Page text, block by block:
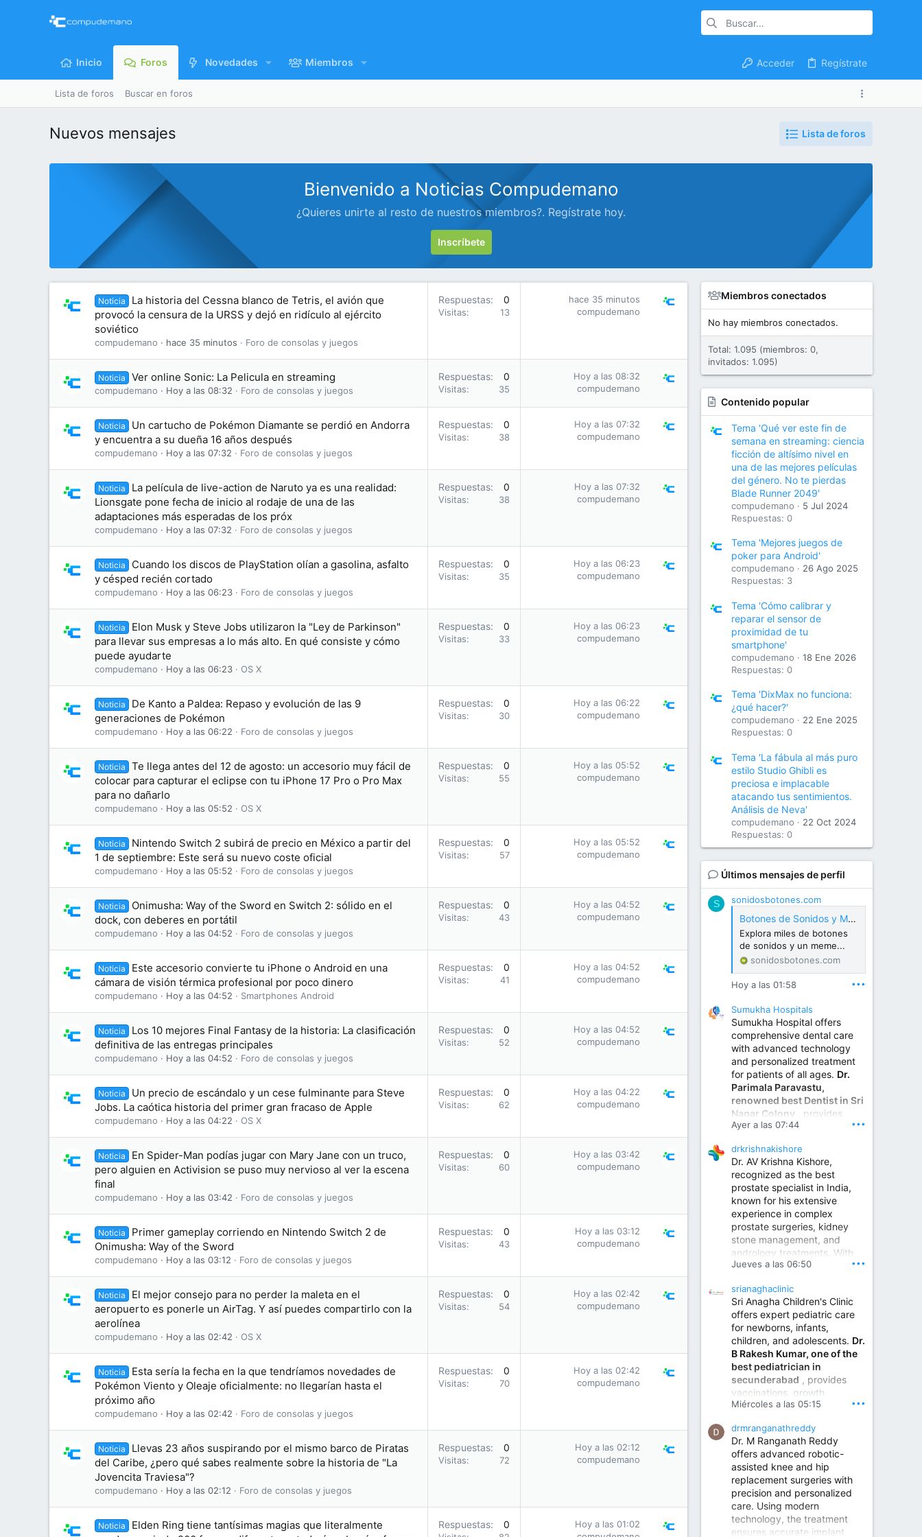
Inicio Foros Novedades Miembros Acceder Regístrate
Lista de foros Buscar en foros
Nuevos mensajes Lista de foros
Bienvenido a Noticias Compudemano
¿Quieres unirte al resto de nuestros miembros?. Regístrate hoy.
Inscríbete
Noticia
La historia del Cessna blanco de Tetris, el avión que
provocó la censura de la URSS y dejó en ridículo al ejército
soviético
compudemano hace 35 minutos Foro de consolas y juegos
Respuestas 0
Visitas 13
hace 35 minutos
compudemano
Noticia Ver online Sonic: La Pelicula en streaming
compudemano Hoy a las 08:32 Foro de consolas y juegos
Respuestas 0
Visitas 35
Hoy a las 08:32
compudemano
Noticia
Un cartucho de Pokémon Diamante se perdió en Andorra
y encuentra a su dueña 16 años después
compudemano Hoy a las 07:32 Foro de consolas y juegos
Respuestas 0
Visitas 38
Hoy a las 07:32
compudemano
Noticia
La película de live-action de Naruto ya es una realidad:
Lionsgate pone fecha de inicio al rodaje de una de las
adaptaciones más esperadas de los próx
compudemano Hoy a las 07:32 Foro de consolas y juegos
Respuestas 0
Visitas 38
Hoy a las 07:32
compudemano
Noticia
Cuando los discos de PlayStation olían a gasolina, asfalto
y césped recién cortado
compudemano Hoy a las 06:23 Foro de consolas y juegos
Respuestas 0
Visitas 35
Hoy a las 06:23
compudemano
Noticia
Elon Musk y Steve Jobs utilizaron la "Ley de Parkinson"
para llevar sus empresas a lo más alto. En qué consiste y cómo
puede ayudarte
compudemano Hoy a las 06:23 OS X
Respuestas 0
Visitas 33
Hoy a las 06:23
compudemano
Noticia
De Kanto a Paldea: Repaso y evolución de las 9
generaciones de Pokémon
compudemano Hoy a las 06:22 Foro de consolas y juegos
Respuestas 0
Visitas 30
Hoy a las 06:22
compudemano
Noticia
Te llega antes del 12 de agosto: un accesorio muy fácil de
colocar para capturar el eclipse con tu iPhone 17 Pro o Pro Max
para no dañarlo
compudemano Hoy a las 05:52 OS X
Respuestas 0
Visitas 55
Hoy a las 05:52
compudemano
Noticia
Nintendo Switch 2 subirá de precio en México a partir del
1 de septiembre: Este será su nuevo coste oficial
compudemano Hoy a las 05:52 Foro de consolas y juegos
Respuestas 0
Visitas 57
Hoy a las 05:52
compudemano
Noticia
Onimusha: Way of the Sword en Switch 2: sólido en el
dock, con deberes en portátil
compudemano Hoy a las 04:52 Foro de consolas y juegos
Respuestas 0
Visitas 43
Hoy a las 04:52
compudemano
Noticia
Este accesorio convierte tu iPhone o Android en una
cámara de visión térmica profesional por poco dinero
compudemano Hoy a las 04:52 Smartphones Android
Respuestas 0
Visitas 41
Hoy a las 04:52
compudemano
Noticia
Los 10 mejores Final Fantasy de la historia: La clasificación
definitiva de las entregas principales
compudemano Hoy a las 04:52 Foro de consolas y juegos
Respuestas 0
Visitas 52
Hoy a las 04:52
compudemano
Noticia
Un precio de escándalo y un cese fulminante para Steve
Jobs. La caótica historia del primer gran fracaso de Apple
compudemano Hoy a las 04:22 OS X
Respuestas 0
Visitas 62
Hoy a las 04:22
compudemano
Noticia
En Spider-Man podías jugar con Mary Jane con un truco,
pero alguien en Activision se puso muy nervioso al ver la escena
final
compudemano Hoy a las 03:42 Foro de consolas y juegos
Respuestas 0
Visitas 60
Hoy a las 03:42
compudemano
Noticia
Primer gameplay corriendo en Nintendo Switch 2 de
Onimusha: Way of the Sword
compudemano Hoy a las 03:12 Foro de consolas y juegos
Respuestas 0
Visitas 43
Hoy a las 03:12
compudemano
Noticia
El mejor consejo para no perder la maleta en el
aeropuerto es ponerle un AirTag. Y así puedes compartirlo con la
aerolínea
compudemano Hoy a las 02:42 OS X
Respuestas 0
Visitas 54
Hoy a las 02:42
compudemano
Noticia
Esta sería la fecha en la que tendríamos novedades de
Pokémon Viento y Oleaje oficialmente: no llegarían hasta el
próximo año
compudemano Hoy a las 02:42 Foro de consolas y juegos
Respuestas 0
Visitas 70
Hoy a las 02:42
compudemano
Noticia
Llevas 23 años suspirando por el mismo barco de Piratas
del Caribe, ¿pero qué sabes realmente sobre la historia de "La
Jovencita Traviesa"?
compudemano Hoy a las 02:12 Foro de consolas y juegos
Respuestas 0
Visitas 72
Hoy a las 02:12
compudemano
Noticia
Elden Ring tiene tantísimas magias que literalmente
Respuestas 0
Hoy a las 01:02
Miembros conectados
No hay miembros conectados.
Total: 1.095 (miembros: 0,
invitados: 1.095)
Contenido popular
Tema 'Qué ver este fin de
semana en streaming: ciencia
ficción de altísimo nivel en
una de las mejores películas
del género. No te pierdas
Blade Runner 2049'
compudemano
5 Jul 2024
Respuestas: 0
Tema 'Mejores juegos de
poker para Android'
compudemano
26 Ago 2025
Respuestas: 3
Tema 'Cómo calibrar y
reparar el sensor de
proximidad de tu
smartphone'
compudemano
18 Ene 2026
Respuestas: 0
Tema 'DixMax no funciona:
¿qué hacer?'
compudemano
22 Ene 2025
Respuestas: 0
Tema 'La fábula al más puro
estilo Studio Ghibli es
preciosa e implacable
atacando tus sentimientos.
Análisis de Neva'
compudemano
22 Oct 2024
Respuestas: 0
Últimos mensajes de perfil
S sonidosbotones.com
Botones de Sonidos y Meme Soundboard Gratis
Explora miles de botones
de sonidos y un meme...
sonidosbotones.com
Hoy a las 01:58 •••
Sumukha Hospitals
Sumukha Hospital offers
comprehensive dental care
with advanced technology
and personalized treatment
for patients of all ages. Dr.
Parimala Paravastu,
renowned best Dentist in Sri
Nagar Colony , provides
expert care for tooth pain,
treatment, dental implants,
smile designing, cosmetic
dentistry.
Sumukha Hospital | Ear, Nose & Throat, Dental & Maxillofacial Surgery Center
www.sumukhahospitals.co
m
Ayer a las 07:44 •••
drkrishnakishore
Dr. AV Krishna Kishore,
recognized as the best
prostate specialist in India,
known for his extensive
experience in complex
prostate surgeries, kidney
stone management, and
andrology treatments. With
years of surgical practice and
invasive and robotic
techniques.
Best Urologist in Vijayawada | Urology Specialist in Vijayawada
Dr. A. V. Krishna Kishore,
the Best Urologist...
www.drkrishnakishore.com
Jueves a las 06:50 •••
srianaghaclinic
Sri Anagha Children's Clinic
offers expert pediatric care
for newborns, infants,
children, and adolescents. Dr.
B Rakesh Kumar, one of the
best pediatrician in
secunderabad , provides
vaccinations, growth
monitoring, newborn care,
illnesses, nutrition guidance,
and preventive healthcare in
a child-friendly environment.
Children Hospital in Secunderabad | Best Pediatrician in Hyderabad | Neonatologist in Medchal
Our pediatrician and
Neonatologist team at...
Miércoles a las 05:15 •••
drmranganathreddy
Dr. M Ranganath Reddy
offers advanced robotic-
assisted knee and hip
replacement surgeries with
precision and personalized
care. Using modern
technology, the treatment
ensures accurate implant